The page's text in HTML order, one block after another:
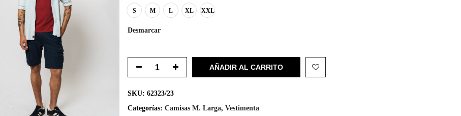
S M L XL XXL
Desmarcar
AÑADIR AL CARRITO
SKU: 62323/23
Categorías: Camisas M. Larga, Vestimenta